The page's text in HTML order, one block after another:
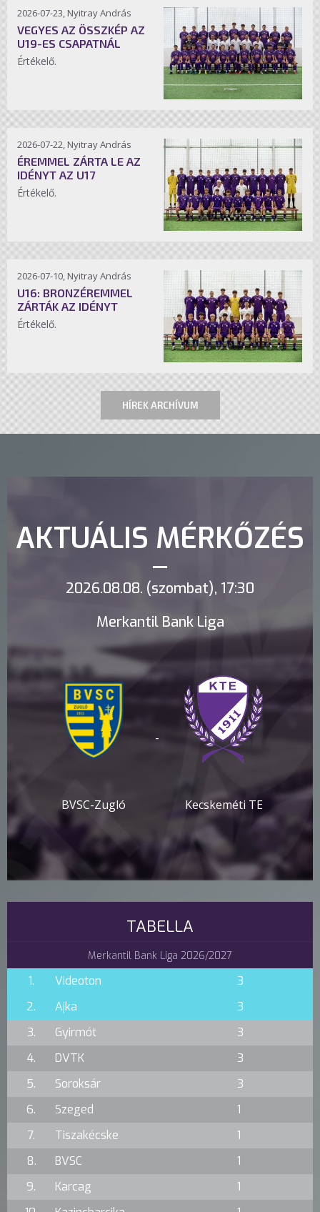
2026-07-23, Nyitray András
VEGYES AZ ÖSSZKÉP AZ
U19-ES CSAPATNÁL
Értékelő.
2026-07-22, Nyitray András
ÉREMMEL ZÁRTA LE AZ
IDÉNYT AZ U17
Értékelő.
2026-07-10, Nyitray András
U16: BRONZÉREMMEL
ZÁRTÁK AZ IDÉNYT
Értékelő.
HÍREK ARCHÍVUM
AKTUÁLIS MÉRKŐZÉS
2026.08.08. (szombat), 17:30
Merkantil Bank Liga
BVSC-Zugló
-
Kecskeméti TE
TABELLA
Merkantil Bank Liga 2026/2027
1. Videoton
3
2.
Ajka
3
3.
Gyirmót
3
4.
DVTK
3
5.
Soroksár
3
6.
Szeged
1
7.
Tiszakécske
1
8.
BVSC
1
9.
Karcag
1